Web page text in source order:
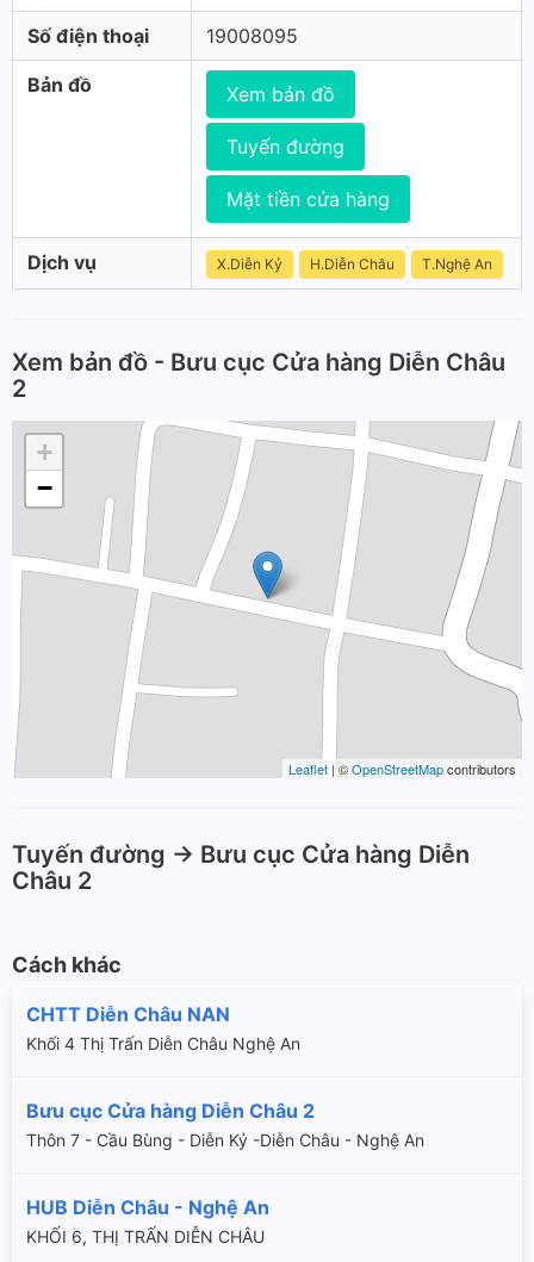
Số điện thoại 19008095
Bản đồ Xem bản đồ
Tuyến đường
Mặt tiền cửa hàng
Dịch vụ X.Diễn Kỷ H.Diễn Châu T.Nghệ An
Xem bản đồ - Bưu cục Cửa hàng Diễn Châu
2
+
−
Leaflet | ©OpenStreetMapcontributors
Tuyến đường -> Bưu cục Cửa hàng Diễn
Châu 2
Cách khác
CHTT Diễn Châu NAN
Khối 4 Thị Trấn Diễn Châu Nghệ An
Bưu cục Cửa hàng Diễn Châu 2
Thôn 7 - Cầu Bùng - Diễn Kỷ -Diễn Châu - Nghệ An
HUB Diễn Châu - Nghệ An
KHỐI 6, THỊ TRẤN DIỄN CHÂU